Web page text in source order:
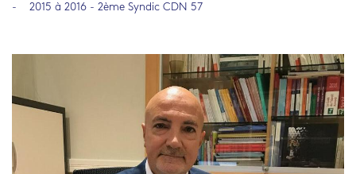
- 2015 à 2016 - 2ème Syndic CDN 57